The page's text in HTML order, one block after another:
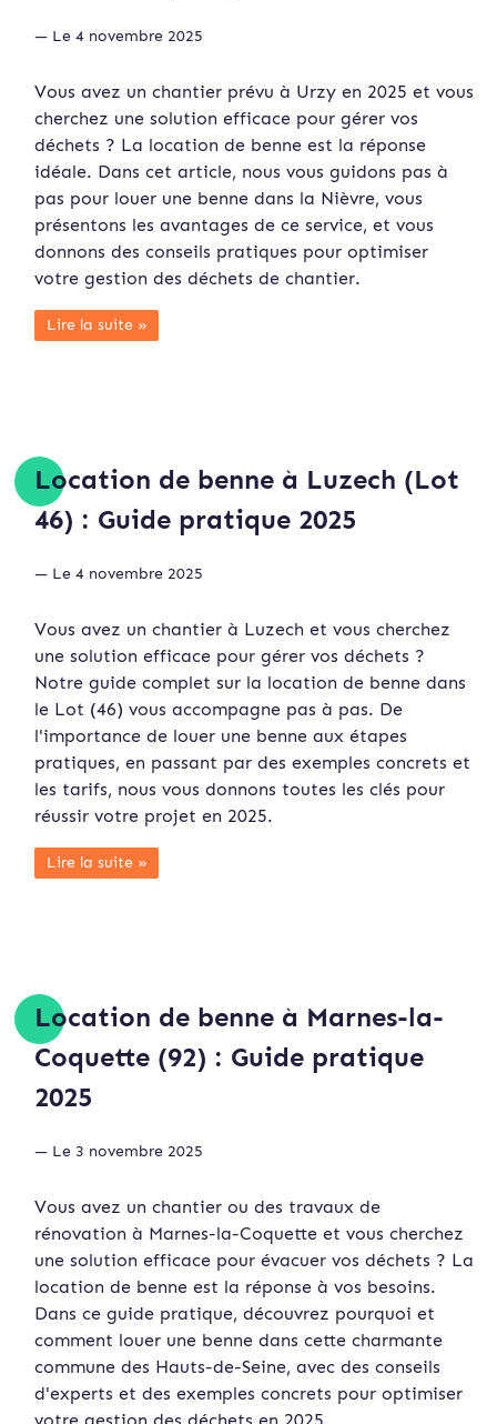
— Le 4 novembre 2025
Vous avez un chantier prévu à Urzy en 2025 et vous
cherchez une solution efficace pour gérer vos
déchets ? La location de benne est la réponse
idéale. Dans cet article, nous vous guidons pas à
pas pour louer une benne dans la Nièvre, vous
présentons les avantages de ce service, et vous
donnons des conseils pratiques pour optimiser
votre gestion des déchets de chantier.
Lire la suite »
Location de benne à Luzech (Lot
46) : Guide pratique 2025
— Le 4 novembre 2025
Vous avez un chantier à Luzech et vous cherchez
une solution efficace pour gérer vos déchets ?
Notre guide complet sur la location de benne dans
le Lot (46) vous accompagne pas à pas. De
l'importance de louer une benne aux étapes
pratiques, en passant par des exemples concrets et
les tarifs, nous vous donnons toutes les clés pour
réussir votre projet en 2025.
Lire la suite »
Location de benne à Marnes-la-
Coquette (92) : Guide pratique
2025
— Le 3 novembre 2025
Vous avez un chantier ou des travaux de
rénovation à Marnes-la-Coquette et vous cherchez
une solution efficace pour évacuer vos déchets ? La
location de benne est la réponse à vos besoins.
Dans ce guide pratique, découvrez pourquoi et
comment louer une benne dans cette charmante
commune des Hauts-de-Seine, avec des conseils
d'experts et des exemples concrets pour optimiser
votre gestion des déchets en 2025.